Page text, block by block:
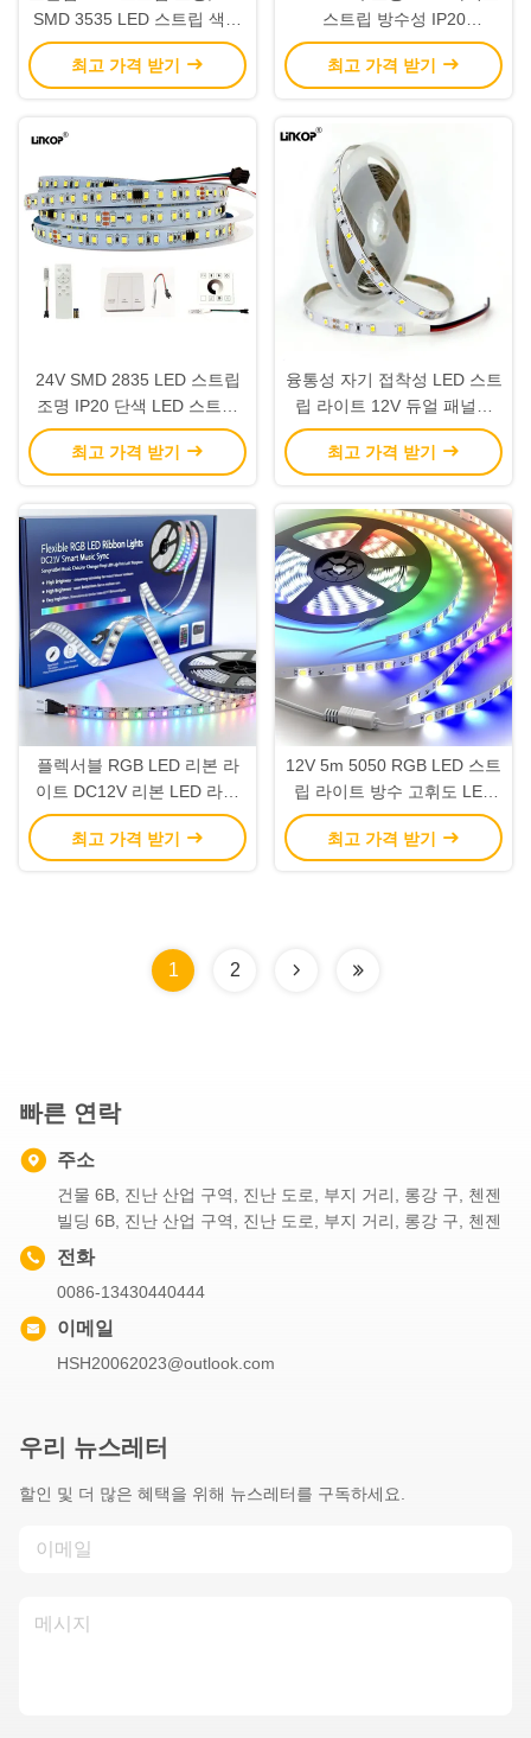
SMD 3535 LED 스트립 색상
변경
최고 가격 받기
스트립 방수성 IP20
60leds/Meter
최고 가격 받기
24V SMD 2835 LED 스트립
조명 IP20 단색 LED 스트립
조명
최고 가격 받기
융통성 자기 접착성 LED 스트
립 라이트 12V 듀얼 패널과
함께 방수 / 120등 / 미터
최고 가격 받기
플렉서블 RGB LED 리본 라
이트 DC12V 리본 LED 라이
트 스트립 스마트 음악 동기화
최고 가격 받기
12V 5m 5050 RGB LED 스트
립 라이트 방수 고휘도 LED
스트립 라이트 OEM
최고 가격 받기
1 2
빠른 연락
주소
건물 6B, 진난 산업 구역, 진난 도로, 부지 거리, 롱강 구, 첸젠
빌딩 6B, 진난 산업 구역, 진난 도로, 부지 거리, 롱강 구, 첸젠
전화
0086-13430440444
이메일
HSH20062023@outlook.com
우리 뉴스레터
할인 및 더 많은 혜택을 위해 뉴스레터를 구독하세요.